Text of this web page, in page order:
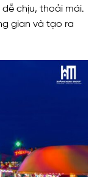
chịu, thoải mái.
gian và tạo ra